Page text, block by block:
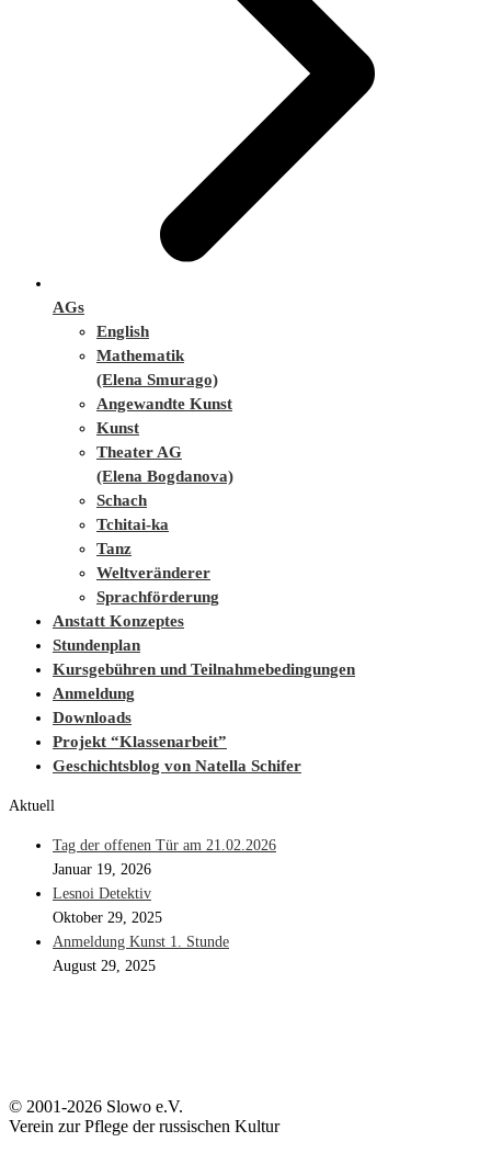
AGs
English
Mathematik
(Elena Smurago)
Angewandte Kunst
Kunst
Theater AG
(Elena Bogdanova)
Schach
Tchitai-ka
Tanz
Weltveränderer
Sprachförderung
Anstatt Konzeptes
Stundenplan
Kursgebühren und Teilnahmebedingungen
Anmeldung
Downloads
Projekt “Klassenarbeit”
Geschichtsblog von Natella Schifer
Aktuell
Tag der offenen Tür am 21.02.2026
Januar 19, 2026
Lesnoi Detektiv
Oktober 29, 2025
Anmeldung Kunst 1. Stunde
August 29, 2025
© 2001-2026 Slowo e.V.
Verein zur Pflege der russischen Kultur